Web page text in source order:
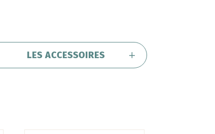
LES ACCESSOIRES